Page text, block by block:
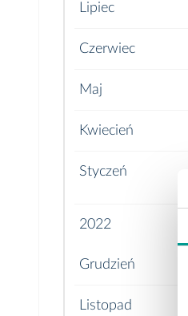
Lipiec
Czerwiec
Maj
Kwiecień
Styczeń
2022
Grudzień
Listopad